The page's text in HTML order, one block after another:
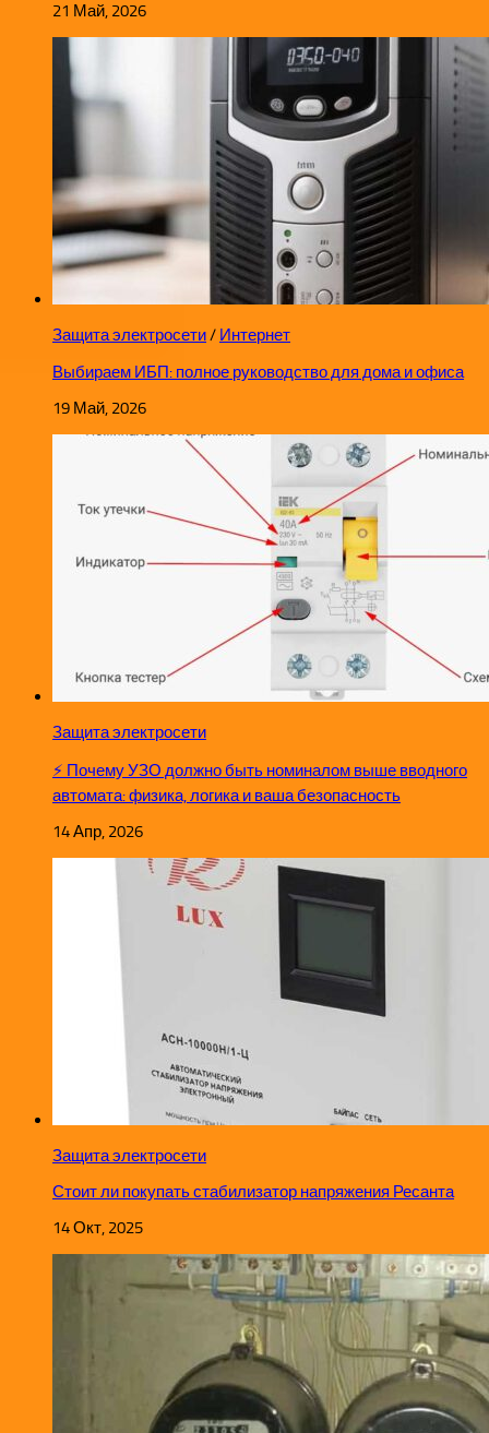
21 Май, 2026
Защита электросети/ Интернет
Выбираем ИБП: полное руководство для дома и офиса
19 Май, 2026
Защита электросети
⚡ Почему УЗО должно быть номиналом выше вводного
автомата: физика, логика и ваша безопасность
14 Апр, 2026
Защита электросети
Стоит ли покупать стабилизатор напряжения Ресанта
14 Окт, 2025